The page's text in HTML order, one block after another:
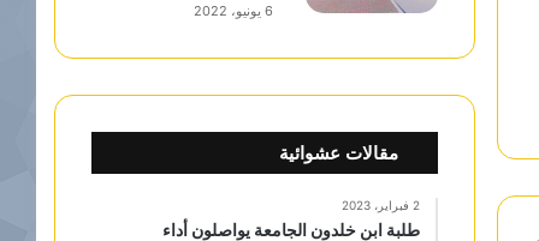
6 يونيو، 2022
مقالات عشوائية
2 فبراير، 2023
طلبة ابن خلدون الجامعة يواصلون أداء